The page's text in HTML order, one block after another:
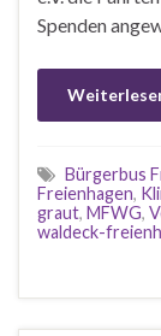
Spenden
Bürgerbus
Freienhagen,
graut, MFWG,
waldeck-